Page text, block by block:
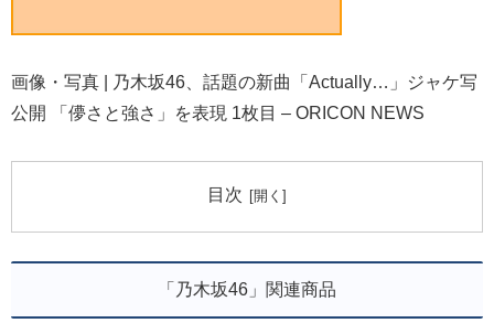
画像・写真 | 乃木坂46、話題の新曲「Actually…」ジャケ写
公開 「儚さと強さ」を表現 1枚目 – ORICON NEWS
目次
「乃木坂46」関連商品